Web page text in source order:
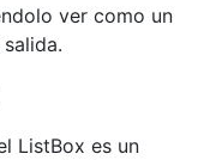
ver como un
ListBox es un